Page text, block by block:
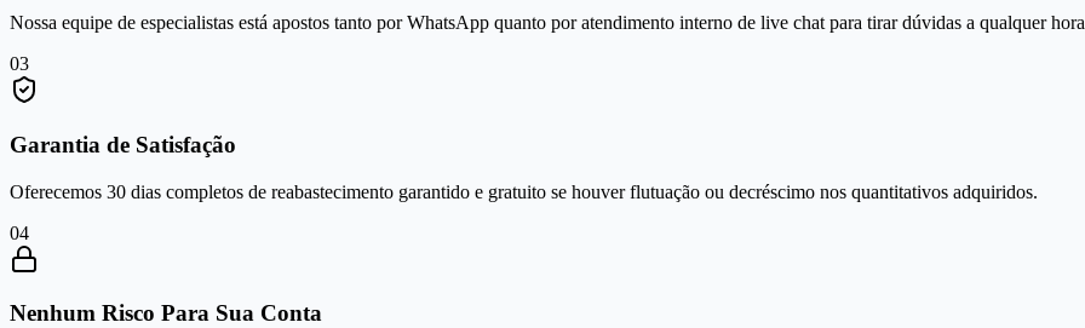
Nossa equipe de especialistas está apostos tanto por WhatsApp quanto por atendimento interno de live chat para tirar dúvidas a qualquer
03
Garantia de Satisfação
Oferecemos 30 dias completos de reabastecimento garantido e gratuito se houver flutuação ou decréscimo nos quantitativos adquiridos.
04
Nenhum Risco Para Sua Conta